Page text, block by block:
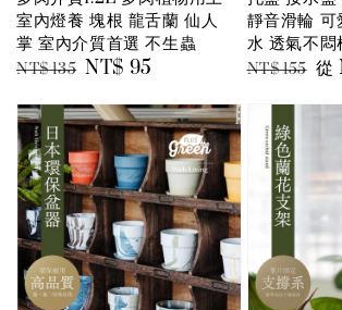
室內燈養 塊根 龍舌蘭 仙人
掌 室內介質首選 不生蟲
Regular
NT$ 135 Sale
NT$ 95
靜音滑輪
水 透氣不
Regular
NT$ 155 從